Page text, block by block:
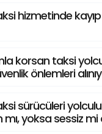
hizmetinde
korsan taksi
önlemleri
sürücüleri
yoksa sessiz mi